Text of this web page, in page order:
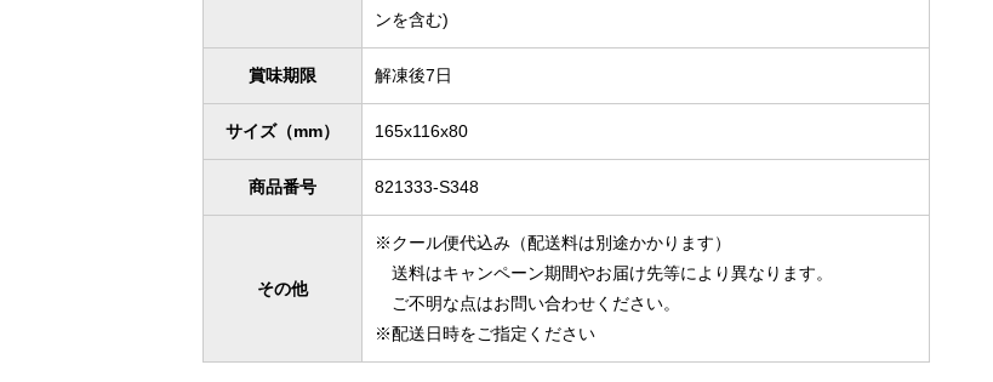
ンを含む)
賞味期限 解凍後7日
サイズ（mm） 165x116x80
商品番号 821333-S348
その他
※クール便代込み（配送料は別途かかります）
送料はキャンペーン期間やお届け先等により異なります。
ご不明な点はお問い合わせください。
※配送日時をご指定ください